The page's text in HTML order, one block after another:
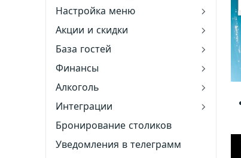
Настройка меню
Акции и скидки
База гостей
Финансы
Алкоголь
Интеграции
Бронирование столиков
Уведомления в телеграмм